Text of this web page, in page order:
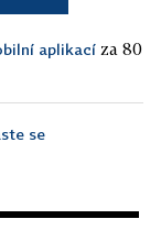
aplikací za 80
se